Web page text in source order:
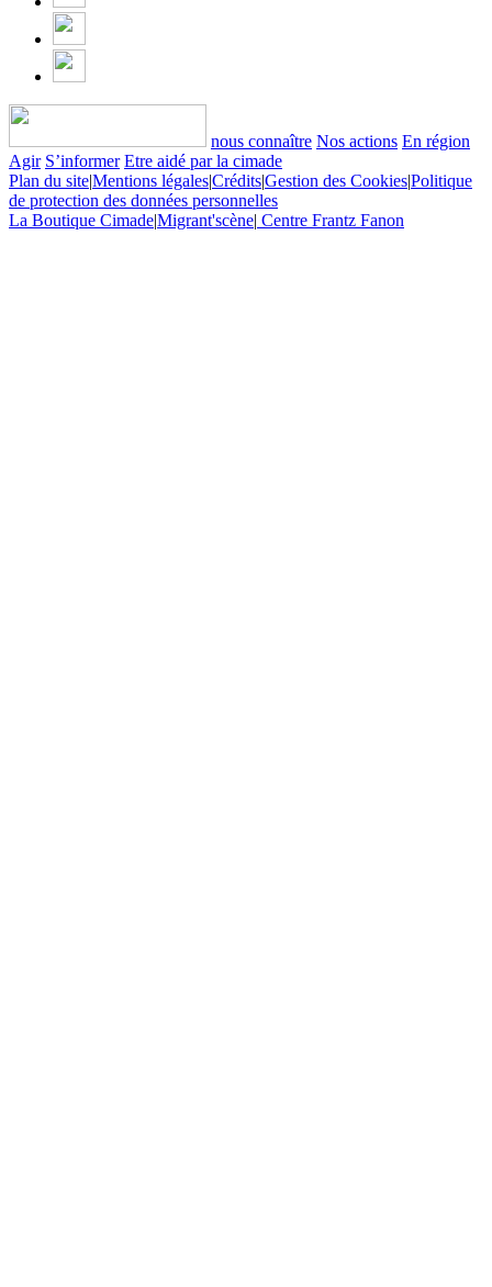
nous connaître Nos actions En région
Agir S’informer Etre aidé par la cimade
Plan du site|Mentions légales|Crédits|Gestion des Cookies|Politique
de protection des données personnelles
La Boutique Cimade|Migrant'scène| Centre Frantz Fanon